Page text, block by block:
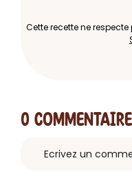
Cette recette ne
0 Commentaire